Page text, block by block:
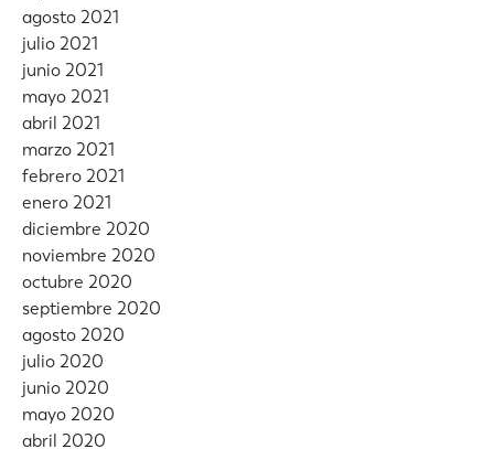
agosto 2021
julio 2021
junio 2021
mayo 2021
abril 2021
marzo 2021
febrero 2021
enero 2021
diciembre 2020
noviembre 2020
octubre 2020
septiembre 2020
agosto 2020
julio 2020
junio 2020
mayo 2020
abril 2020